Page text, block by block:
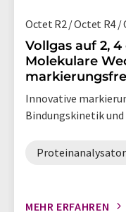
Octet R2 / Octet R4 /
Vollgas auf 2,
Molekulare
Innovative
Bindungskinetik und
MEHR ERFAHREN